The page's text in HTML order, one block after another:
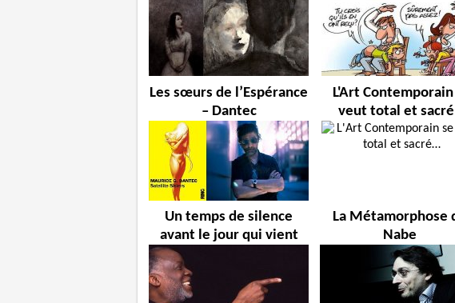
Les sœurs de l’Espérance
– Dantec
L'Art Contemporain
veut total et
Un temps de silence
avant le jour qui vient
La Métamorphose
Nabe